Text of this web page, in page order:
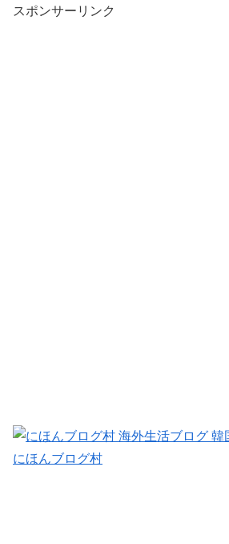
スポンサーリンク
にほんブログ村